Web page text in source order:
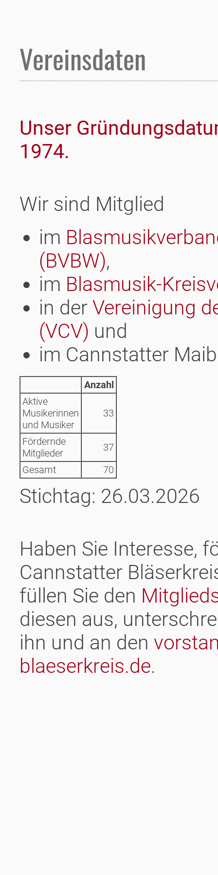
Vereinsdaten
Unser
1974.
Wir sind Mitglied
im
(BVBW),
im Blasmusik-
in der Vereinigung
(VCV) und
im Cannstatter
Anzahl
Aktive
Musikerinnen
und Musiker
33
Fördernde
Mitglieder
37
Gesamt
70
Stichtag: 26.03.2026
Haben Sie Interesse,
Cannstatter
füllen Sie den
diesen aus,
ihn und an den
blaeserkreis.de.